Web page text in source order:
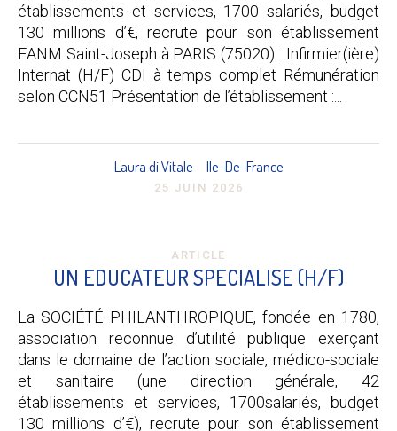
établissements et services, 1700 salariés, budget
130 millions d’€, recrute pour son établissement
EANM Saint-Joseph à PARIS (75020) : Infirmier(ière)
Internat (H/F) CDI à temps complet Rémunération
selon CCN51 Présentation de l’établissement :...
Laura di Vitale Ile-De-France
25 JUIN 2026
ARTICLE
UN EDUCATEUR SPECIALISE (H/F)
La SOCIÉTÉ PHILANTHROPIQUE, fondée en 1780,
association reconnue d’utilité publique exerçant
dans le domaine de l’action sociale, médico-sociale
et sanitaire (une direction générale, 42
établissements et services, 1700salariés, budget
130 millions d’€), recrute pour son établissement